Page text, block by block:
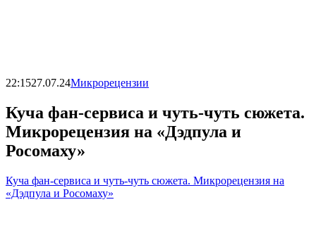
22:1527.07.24Микрорецензии
Куча фан-сервиса и чуть-чуть сюжета.
Микрорецензия на «Дэдпула и
Росомаху»
Куча фан-сервиса и чуть-чуть сюжета. Микрорецензия на
«Дэдпула и Росомаху»